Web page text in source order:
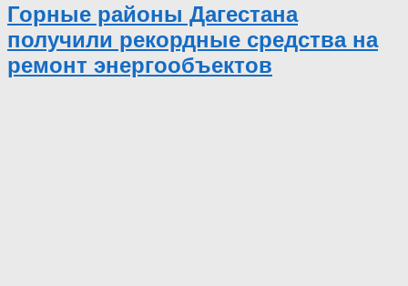
Горные районы Дагестана
получили рекордные средства на
ремонт энергообъектов